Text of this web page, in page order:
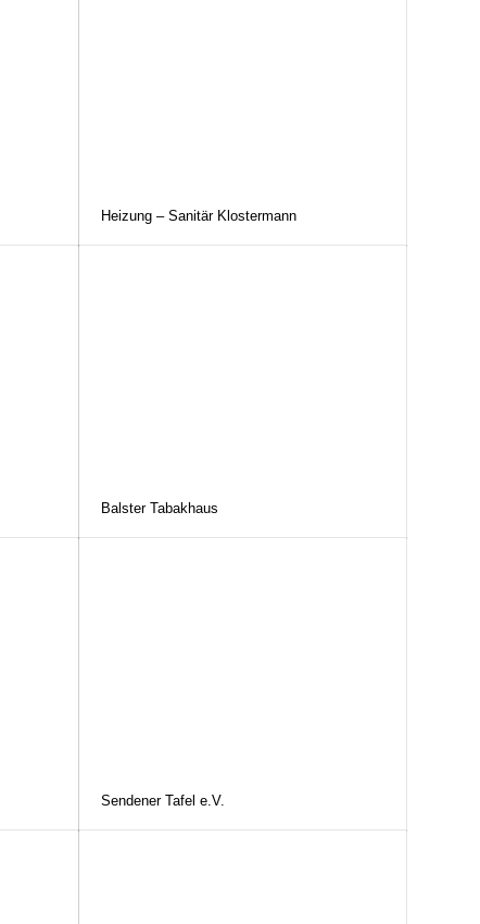
Heizung – Sanitär Klostermann
Balster Tabakhaus
Sendener Tafel e.V.